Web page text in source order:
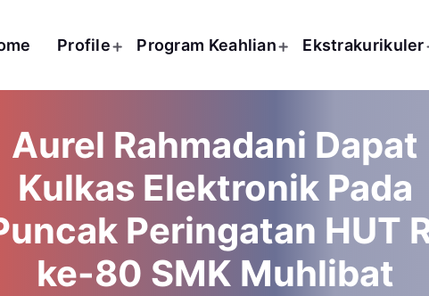
Profile Program Keahlian Ekstrakurikuler
Aurel Rahmadani Dapat
Kulkas Elektronik Pada
Peringatan HUT
ke-80 SMK Muhlibat